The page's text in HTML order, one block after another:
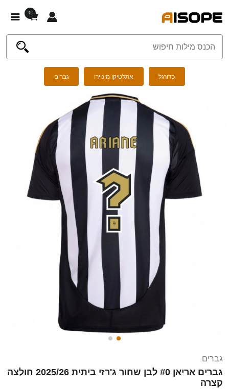
0
כדורגל אתלטיקו מיניירו גברים
גברים
גברים אריאן #0 לבן שחור ג'רזי ביתית 2025/26 חולצה
קצרה